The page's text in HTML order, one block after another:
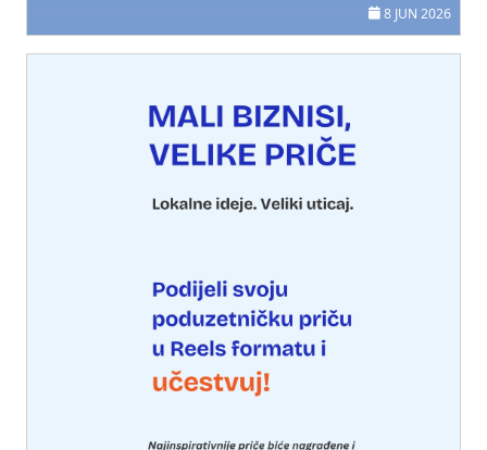
8 JUN 2026